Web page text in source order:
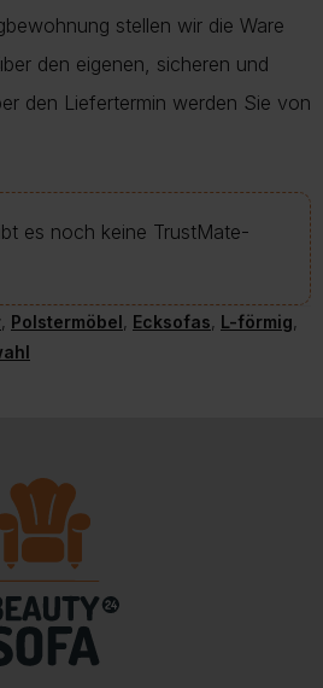
stellen wir die Ware
den eigenen, sicheren und
den Liefertermin werden Sie von
es noch keine TrustMate-
, Polstermöbel, Ecksofas, L-förmig,